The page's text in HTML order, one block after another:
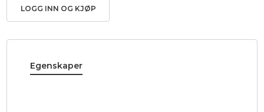
LOGG INN OG KJØP
Egenskaper